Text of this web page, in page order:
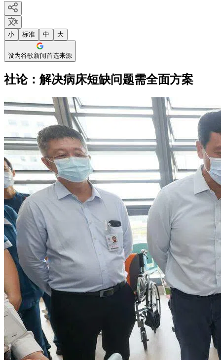
小 标准 中 大
设为谷歌新闻首选来源
社论：解决病床短缺问题需全面方案